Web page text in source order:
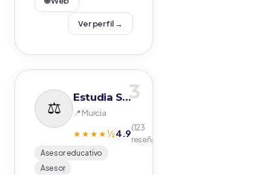
Ver perfil →
3
Estudia Seguro
📍 Murcia
★★★★½4.9(123
reseñas)
Asesor educativo
Asesor